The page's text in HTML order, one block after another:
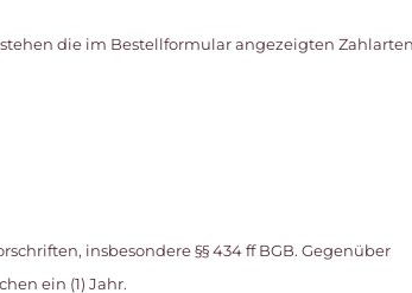
die im Bestellformular angezeigten
insbesondere §§ 434 ff BGB. Gegenüber
ein (1) Jahr.